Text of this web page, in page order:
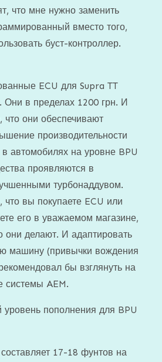
что мне нужно заменить
вместо того,
буст-контроллер.
ECU для Supra TT
в пределах 1200 грн. И
что они обеспечивают
производительности
в автомобилях на уровне BPU
проявляются в
турбонаддувом.
что вы покупаете ECU или
его в уважаемом магазине,
они делают. И адаптировать
машину (привычки вождения
бы взглянуть на
системы AEM.
уровень пополнения для BPU
17-18 фунтов на